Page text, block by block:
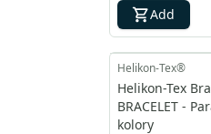
jednocześnie
przydatną w
otrzymujesz
Add
Helikon-Tex®
Helikon-Tex
BRACELET -
kolory